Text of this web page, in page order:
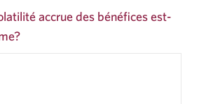
accrue des bénéfices est-